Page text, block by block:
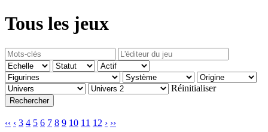
Tous les jeux
Réinitialiser
‹‹ ‹ 3 4 5 6 7 8 9 10 11 12 › ››